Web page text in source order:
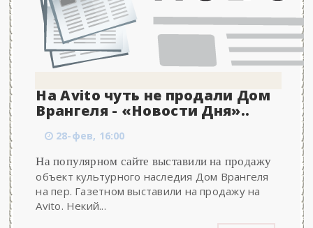
На Avito чуть не продали Дом
Врангеля - «Новости Дня»..
28-фев, 16:00
На популярном сайте выставили на продажу
объект культурного наследия Дом Врангеля
на пер. Газетном выставили на продажу на
Avito. Некий...